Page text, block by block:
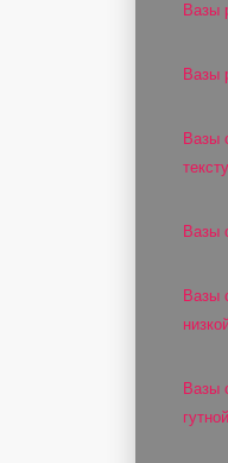
Вазы
Вазы
Вазы
Вазы
Вазы
Вазы